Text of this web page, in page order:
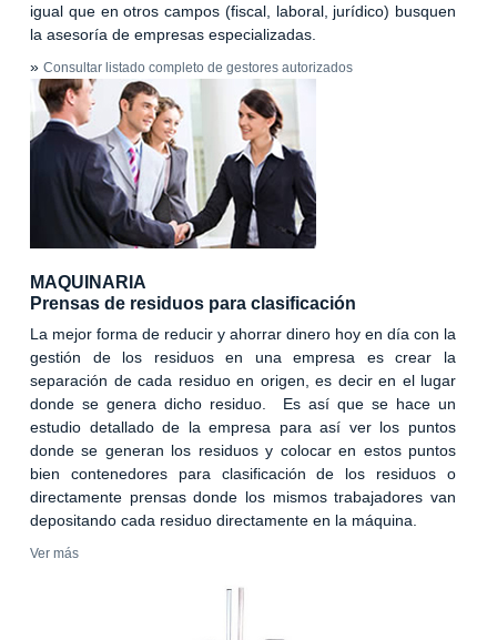
igual que en otros campos (fiscal, laboral, jurídico) busquen
la asesoría de empresas especializadas.
» Consultar listado completo de gestores autorizados
MAQUINARIA
Prensas de residuos para clasificación
La mejor forma de reducir y ahorrar dinero hoy en día con la
gestión de los residuos en una empresa es crear la
separación de cada residuo en origen, es decir en el lugar
donde se genera dicho residuo. Es así que se hace un
estudio detallado de la empresa para así ver los puntos
donde se generan los residuos y colocar en estos puntos
bien contenedores para clasificación de los residuos o
directamente prensas donde los mismos trabajadores van
depositando cada residuo directamente en la máquina.
Ver más